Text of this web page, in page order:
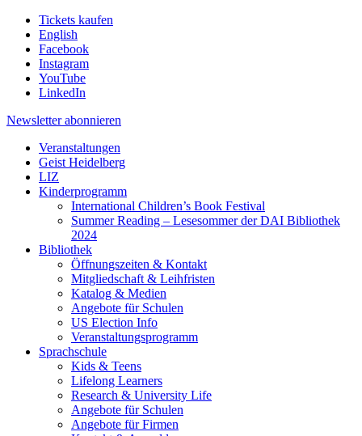
Tickets kaufen
English
Facebook
Instagram
YouTube
LinkedIn
Newsletter abonnieren
Veranstaltungen
Geist Heidelberg
LIZ
Kinderprogramm
International Children’s Book Festival
Summer Reading – Lesesommer der DAI Bibliothek
2024
Bibliothek
Öffnungszeiten & Kontakt
Mitgliedschaft & Leihfristen
Katalog & Medien
Angebote für Schulen
US Election Info
Veranstaltungsprogramm
Sprachschule
Kids & Teens
Lifelong Learners
Research & University Life
Angebote für Schulen
Angebote für Firmen